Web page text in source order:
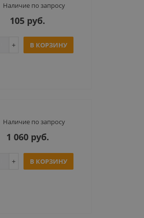
Наличие по запросу
105 руб.
В КОРЗИНУ
Наличие по запросу
1 060 руб.
В КОРЗИНУ